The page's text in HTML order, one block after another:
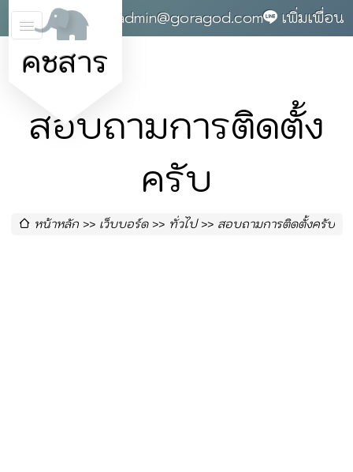
คชสาร
0868142004 admin@goragod.com เพิ่มเพื่อน
สอบถามการติดตั้ง
ครับ
หน้าหลัก เว็บบอร์ด ทั่วไป สอบถามการติดตั้งครับ